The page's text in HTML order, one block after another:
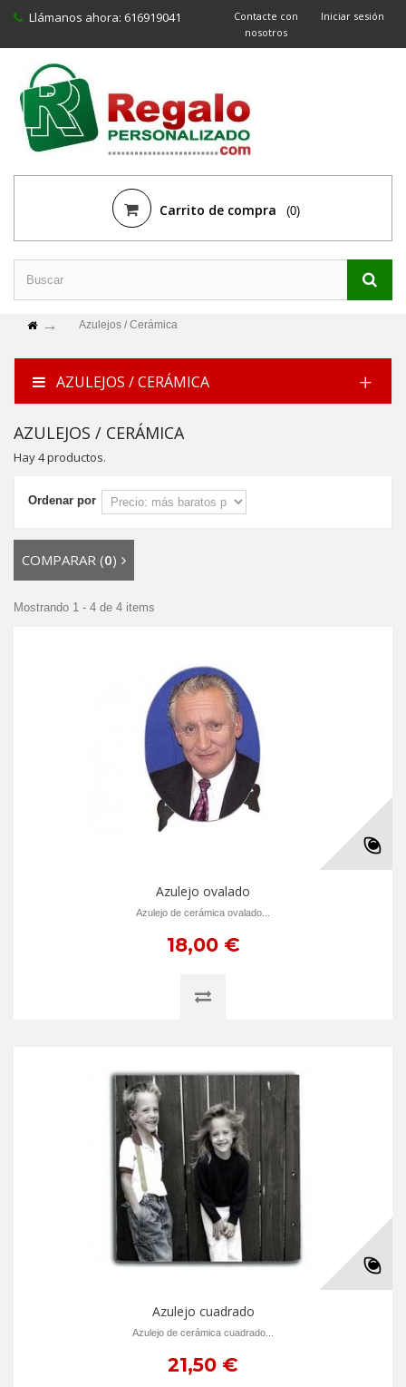
Iniciar sesión
Contacte con
nosotros
Llámanos ahora: 616919041
Carrito de compra (0)
Azulejos / Cerámica
AZULEJOS / CERÁMICA
AZULEJOS / CERÁMICA
Hay 4 productos.
Ordenar por
COMPARAR (0)
Mostrando 1 - 4 de 4 items
Azulejo ovalado
Azulejo de cerámica ovalado...
18,00 €
Azulejo cuadrado
Azulejo de cerámica cuadrado...
21,50 €